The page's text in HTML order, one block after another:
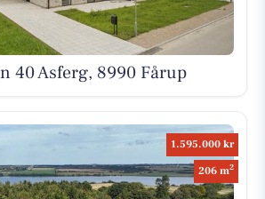
40 Asferg, 8990 Fårup
1.595.000 kr
206 m2